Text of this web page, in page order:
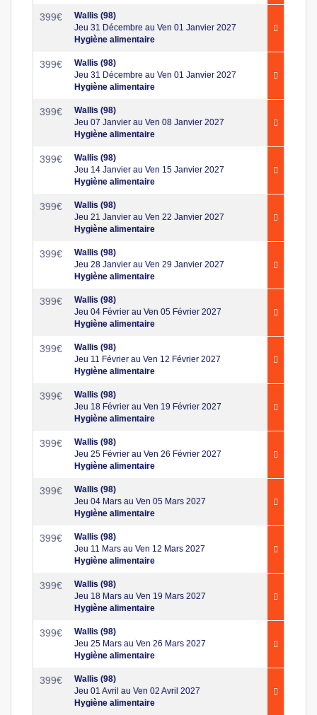
399€
Wallis (98)
Jeu 31 Décembre au Ven 01 Janvier 2027
Hygiène alimentaire
399€
Wallis (98)
Jeu 31 Décembre au Ven 01 Janvier 2027
Hygiène alimentaire
399€
Wallis (98)
Jeu 07 Janvier au Ven 08 Janvier 2027
Hygiène alimentaire
399€
Wallis (98)
Jeu 14 Janvier au Ven 15 Janvier 2027
Hygiène alimentaire
399€
Wallis (98)
Jeu 21 Janvier au Ven 22 Janvier 2027
Hygiène alimentaire
399€
Wallis (98)
Jeu 28 Janvier au Ven 29 Janvier 2027
Hygiène alimentaire
399€
Wallis (98)
Jeu 04 Février au Ven 05 Février 2027
Hygiène alimentaire
399€
Wallis (98)
Jeu 11 Février au Ven 12 Février 2027
Hygiène alimentaire
399€
Wallis (98)
Jeu 18 Février au Ven 19 Février 2027
Hygiène alimentaire
399€
Wallis (98)
Jeu 25 Février au Ven 26 Février 2027
Hygiène alimentaire
399€
Wallis (98)
Jeu 04 Mars au Ven 05 Mars 2027
Hygiène alimentaire
399€
Wallis (98)
Jeu 11 Mars au Ven 12 Mars 2027
Hygiène alimentaire
399€
Wallis (98)
Jeu 18 Mars au Ven 19 Mars 2027
Hygiène alimentaire
399€
Wallis (98)
Jeu 25 Mars au Ven 26 Mars 2027
Hygiène alimentaire
399€
Wallis (98)
Jeu 01 Avril au Ven 02 Avril 2027
Hygiène alimentaire